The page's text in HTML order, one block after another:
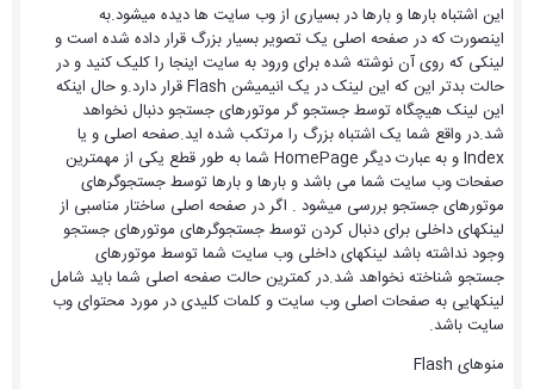
این اشتباه بارها و بارها در بسیاری از وب سایت ها دیده میشود.به
اینصورت که در صفحه اصلی یک تصویر بسیار بزرگ قرار داده شده است و
لینکی که روی آن نوشته شده برای ورود به سایت اینجا را کلیک کنید و در
حالت بدتر این که این لینک در یک انیمیشن Flash قرار دارد.و حال اینکه
این لینک هیچگاه توسط جستجو گر موتورهای جستجو دنبال نخواهد
شد.در واقع شما یک اشتباه بزرگ را مرتکب شده اید.صفحه اصلی و یا
Index و به عبارت دیگر HomePage شما به طور قطع یکی از مهمترین
صفحات وب سایت شما می باشد و بارها و بارها توسط جستجوگرهای
موتورهای جستجو بررسی میشود . اگر در صفحه اصلی ساختار مناسبی از
لینکهای داخلی برای دنبال کردن توسط جستجوگرهای موتورهای جستجو
وجود نداشته باشد لینکهای داخلی وب سایت شما توسط موتورهای
جستجو شناخته نخواهد شد.در کمترین حالت صفحه اصلی شما باید شامل
لینکهایی به صفحات اصلی وب سایت و کلمات کلیدی در مورد محتوای وب
سایت باشد.
منوهای Flash